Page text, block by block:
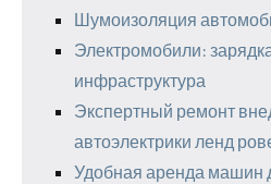
Шумоизоляция
Электромобили:
инфраструктура
Экспертный ремонт
автоэлектрики ленд
Удобная аренда машин